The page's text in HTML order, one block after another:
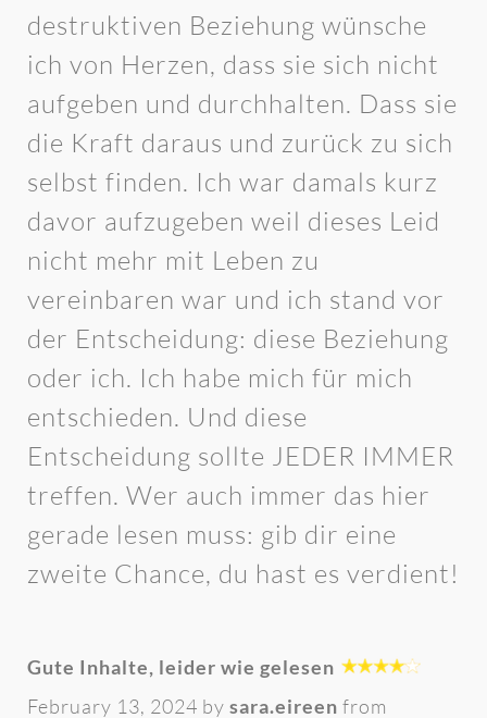
destruktiven Beziehung wünsche
ich von Herzen, dass sie sich nicht
aufgeben und durchhalten. Dass sie
die Kraft daraus und zurück zu sich
selbst finden. Ich war damals kurz
davor aufzugeben weil dieses Leid
nicht mehr mit Leben zu
vereinbaren war und ich stand vor
der Entscheidung: diese Beziehung
oder ich. Ich habe mich für mich
entschieden. Und diese
Entscheidung sollte JEDER IMMER
treffen. Wer auch immer das hier
gerade lesen muss: gib dir eine
zweite Chance, du hast es verdient!
Gute Inhalte, leider wie gelesen
February 13, 2024 by sara.eireen from